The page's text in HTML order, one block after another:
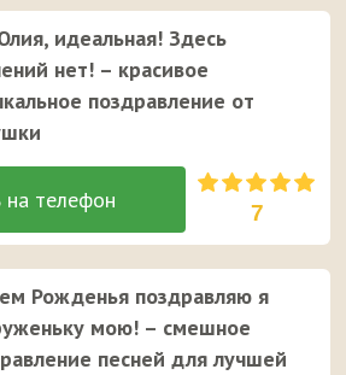
идеальная! Здесь
нет! – красивое
поздравление от
7
Рожденья поздравляю я
мою! – смешное
песней для лучшей